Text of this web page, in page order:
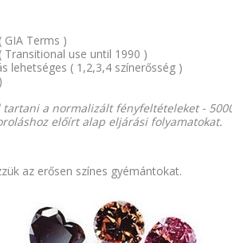
GIA Terms )
Transitional use until 1990 )
lehetséges ( 1,2,3,4 színerősség )
a normalizált fényfeltételeket -
előírt alap eljárási folyamatokat.
az erősen színes gyémántokat.